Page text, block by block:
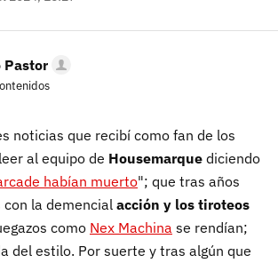
Pastor
noticias que recibí como fan de los
al equipo de Housemarque diciendo
habían muerto"; que tras años
la demencial acción y los tiroteos
como Nex Machina se rendían;
del estilo. Por suerte y tras algún que